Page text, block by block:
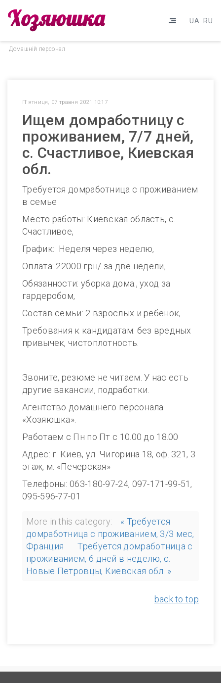
UA RU
Домашнiй персонал
П'ятниця, 07 травня 2021 10:17
Ищем домработницу с
проживанием, 7/7 дней,
с. Счастливое, Киевская
обл.
Требуется домработница с проживанием
в семье
Место работы: Киевская область, с.
Счастливое,
График: Неделя через неделю,
Оплата: 22000 грн/ за две недели,
Обязанности: уборка дома., уход за
гардеробом,
Состав семьи: 2 взрослых и ребенок,
Требования к кандидатам: без вредных
привычек, чистоплотность.
Звоните, резюме не читаем. У нас есть
другие вакансии, подработки.
Агентство домашнего персонала
«Хозяюшка».
Работаем с Пн по Пт с 10.00 до 18.00
Адрес: г. Киев, ул. Чигорина 18, оф. 321, 3
этаж, м. «Печерская»
Телефоны: 063-180-97-24, 097-171-99-51,
095-596-77-01
More in this category:
« Требуется
домработница с проживанием, 3/3 мес,
Франция
Требуется домработница с
проживанием, 6 дней в неделю, с.
Новые Петровцы, Киевская обл. »
back to top